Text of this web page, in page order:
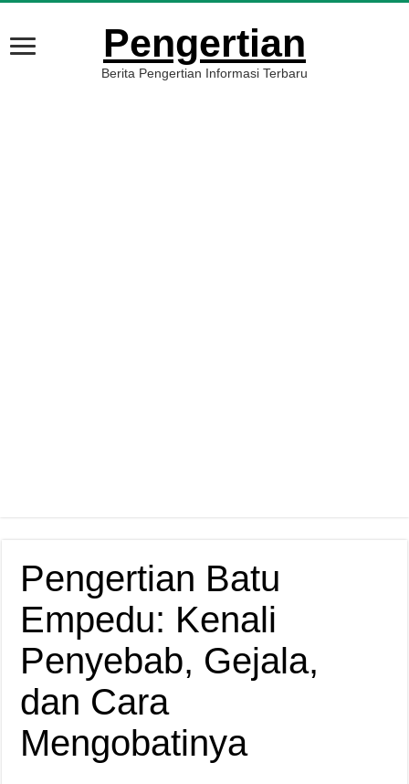
Pengertian
Berita Pengertian Informasi Terbaru
Pengertian Batu
Empedu: Kenali
Penyebab, Gejala,
dan Cara
Mengobatinya